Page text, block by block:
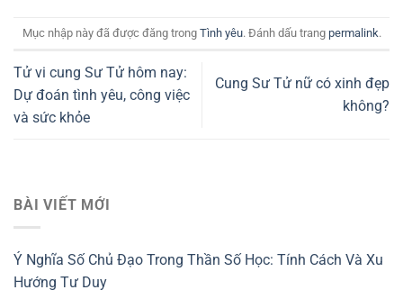
Mục nhập này đã được đăng trong Tình yêu. Đánh dấu trang permalink.
Tử vi cung Sư Tử hôm nay:
Dự đoán tình yêu, công việc
và sức khỏe
Cung Sư Tử nữ có xinh đẹp
không?
BÀI VIẾT MỚI
Ý Nghĩa Số Chủ Đạo Trong Thần Số Học: Tính Cách Và Xu
Hướng Tư Duy